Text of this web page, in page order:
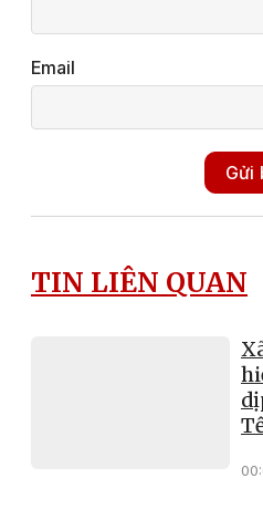
Email
Gửi
TIN LIÊN QUAN